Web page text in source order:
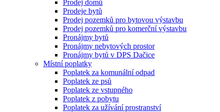
Prodej domů
Prodeje bytů
Prodej pozemků pro bytovou výstavbu
Prodej pozemků pro komerční výstavbu
Pronájmy bytů
Pronájmy nebytových prostor
Pronájmy bytů v DPS Dačice
Místní poplatky
Poplatek za komunální odpad
Poplatek ze psů
Poplatek ze vstupného
Poplatek z pobytu
Poplatek za užívání prostranství